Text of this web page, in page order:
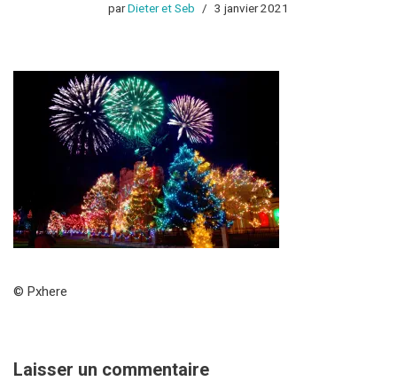
parDieter et Seb 3 janvier 2021
© Pxhere
Laisser un commentaire